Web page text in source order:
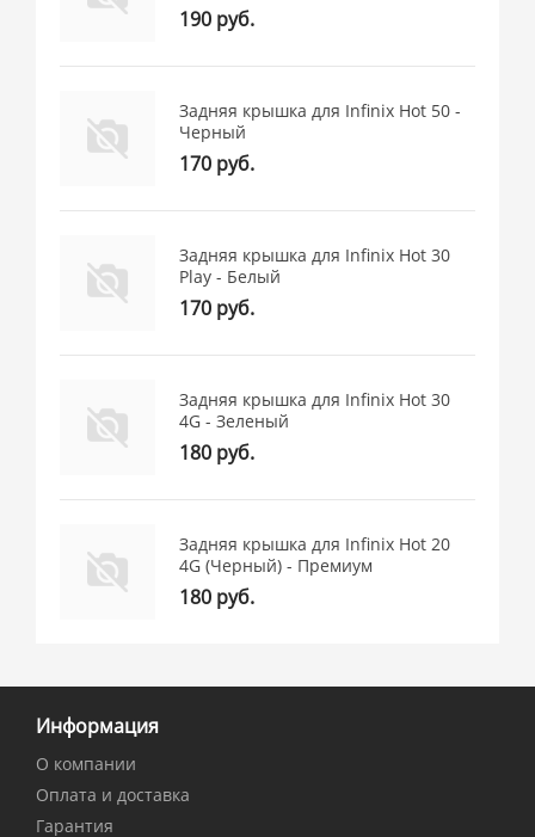
190 руб.
Задняя крышка для Infinix Hot 50 -
Черный
170 руб.
Задняя крышка для Infinix Hot 30
Play - Белый
170 руб.
Задняя крышка для Infinix Hot 30
4G - Зеленый
180 руб.
Задняя крышка для Infinix Hot 20
4G (Черный) - Премиум
180 руб.
Информация
О компании
Оплата и доставка
Гарантия